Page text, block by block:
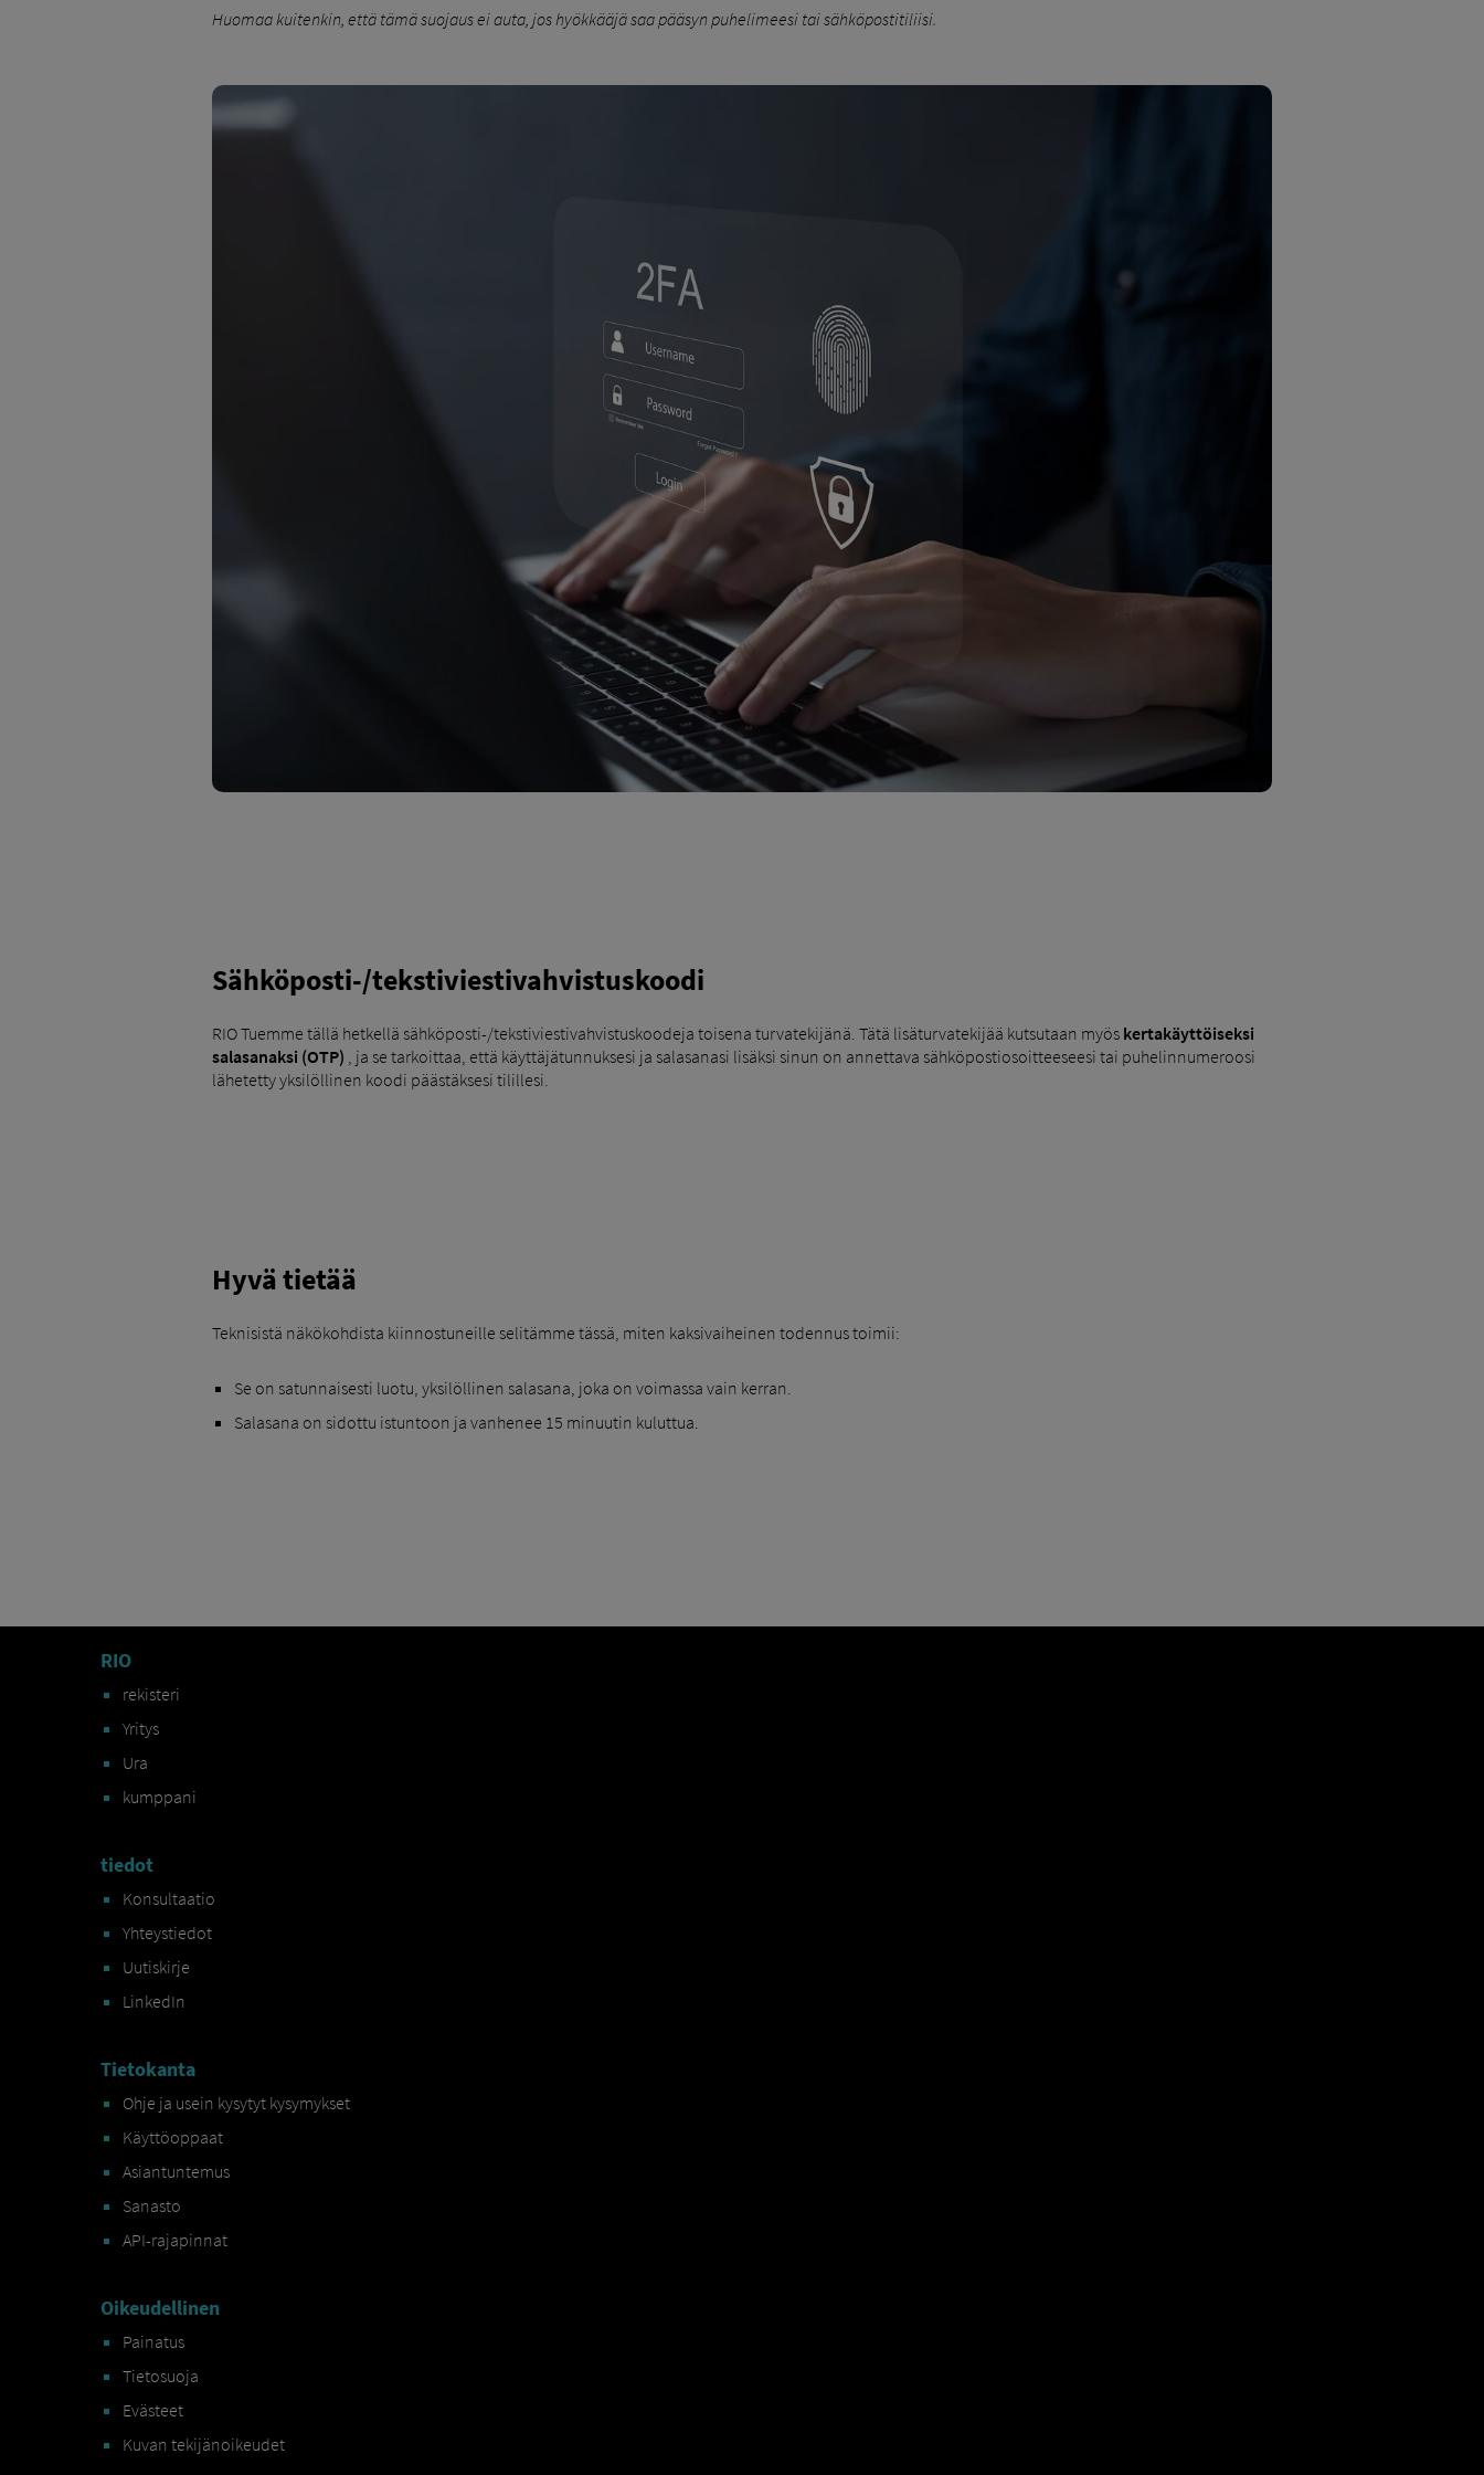
Huomaa kuitenkin, että tämä suojaus ei auta, jos hyökkääjä saa pääsyn puhelimeesi tai sähköpostitiliisi.
Sähköposti-/tekstiviestivahvistuskoodi
RIO Tuemme tällä hetkellä sähköposti-/tekstiviestivahvistuskoodeja toisena turvatekijänä. Tätä lisäturvatekijää kutsutaan myös kertakäyttöiseksi
salasanaksi (OTP) , ja se tarkoittaa, että käyttäjätunnuksesi ja salasanasi lisäksi sinun on annettava sähköpostiosoitteeseesi tai puhelinnumeroosi
lähetetty yksilöllinen koodi päästäksesi tilillesi.
Hyvä tietää
Teknisistä näkökohdista kiinnostuneille selitämme tässä, miten kaksivaiheinen todennus toimii:
Se on satunnaisesti luotu, yksilöllinen salasana, joka on voimassa vain kerran.
Salasana on sidottu istuntoon ja vanhenee 15 minuutin kuluttua.
RIO
rekisteri
Yritys
Ura
kumppani
tiedot
Konsultaatio
Yhteystiedot
Uutiskirje
LinkedIn
Tietokanta
Ohje ja usein kysytyt kysymykset
Käyttöoppaat
Asiantuntemus
Sanasto
API-rajapinnat
Oikeudellinen
Painatus
Tietosuoja
Evästeet
Kuvan tekijänoikeudet